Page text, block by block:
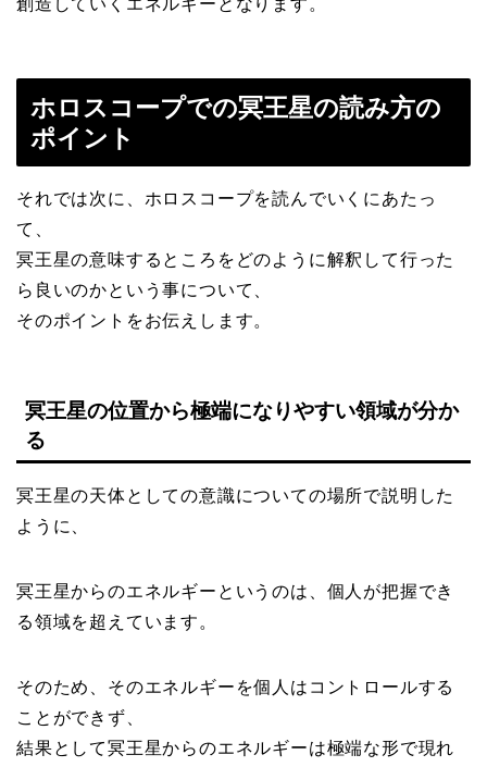
ホロスコープでの冥王星の読み方の
ポイント
それでは次に、ホロスコープを読んでいくにあたっ
て、
冥王星の意味するところをどのように解釈して行った
ら良いのかという事について、
そのポイントをお伝えします。
冥王星の位置から極端になりやすい領域が分か
る
冥王星の天体としての意識についての場所で説明した
ように、
冥王星からのエネルギーというのは、個人が把握でき
る領域を超えています。
そのため、そのエネルギーを個人はコントロールする
ことができず、
結果として冥王星からのエネルギーは極端な形で現れ